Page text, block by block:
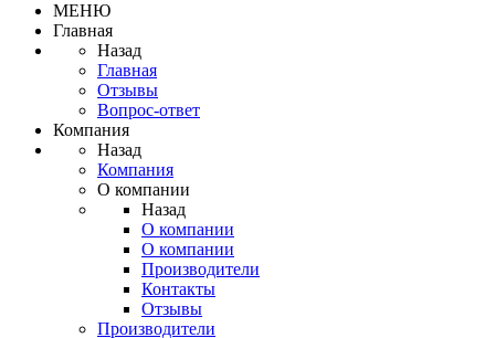
МЕНЮ
Главная
Назад
Главная
Отзывы
Вопрос-ответ
Компания
Назад
Компания
О компании
Назад
О компании
О компании
Производители
Контакты
Отзывы
Производители